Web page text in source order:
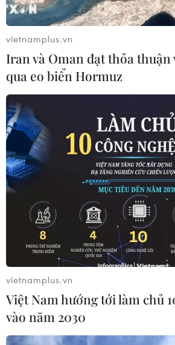
#dịch vụ khám chữa bệnh theo yêu cầu
#giá khám bệnh
#giường bệnh
#giá siêu âm
#Phẫu thuật nội soi
Theo dõi VietnamPlus
vietnamplus.vn
Iran và Oman đạt thỏa thuận
qua eo biển Hormuz
vietnamplus.vn
Việt Nam hướng tới làm chủ
vào năm 2030